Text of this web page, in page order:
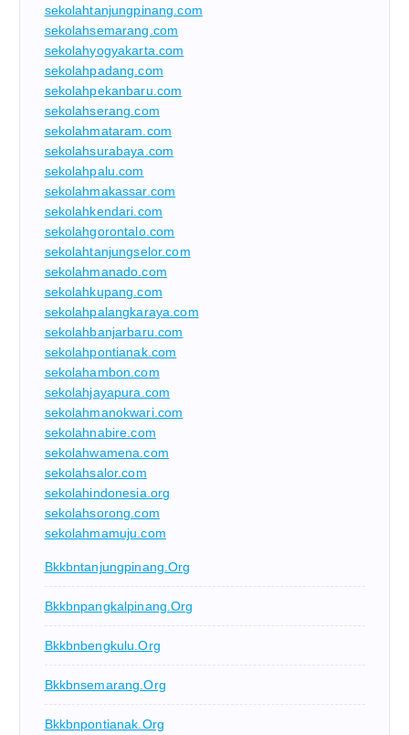
sekolahtanjungpinang.com
sekolahsemarang.com
sekolahyogyakarta.com
sekolahpadang.com
sekolahpekanbaru.com
sekolahserang.com
sekolahmataram.com
sekolahsurabaya.com
sekolahpalu.com
sekolahmakassar.com
sekolahkendari.com
sekolahgorontalo.com
sekolahtanjungselor.com
sekolahmanado.com
sekolahkupang.com
sekolahpalangkaraya.com
sekolahbanjarbaru.com
sekolahpontianak.com
sekolahambon.com
sekolahjayapura.com
sekolahmanokwari.com
sekolahnabire.com
sekolahwamena.com
sekolahsalor.com
sekolahindonesia.org
sekolahsorong.com
sekolahmamuju.com
Bkkbntanjungpinang.org
Bkkbnpangkalpinang.org
Bkkbnbengkulu.org
Bkkbnsemarang.org
Bkkbnpontianak.org